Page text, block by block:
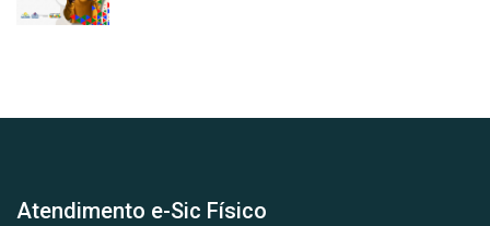
Atendimento e-Sic Físico